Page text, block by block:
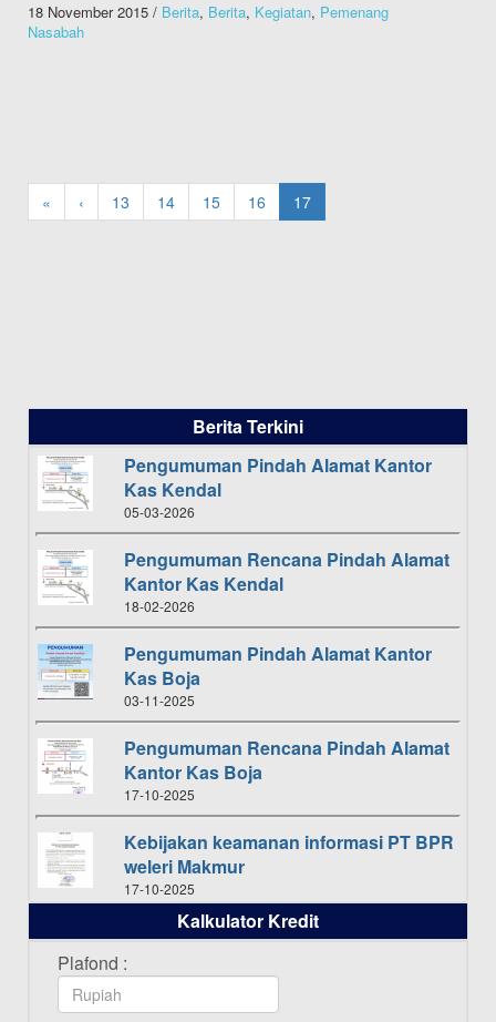
18 November 2015 / Berita, Berita, Kegiatan, Pemenang
Nasabah
« ‹ 13 14 15 16 17
Berita Terkini
Pengumuman Pindah Alamat Kantor
Kas Kendal
05-03-2026
Pengumuman Rencana Pindah Alamat
Kantor Kas Kendal
18-02-2026
Pengumuman Pindah Alamat Kantor
Kas Boja
03-11-2025
Pengumuman Rencana Pindah Alamat
Kantor Kas Boja
17-10-2025
Kebijakan keamanan informasi PT BPR
weleri Makmur
17-10-2025
Daftar Pemenang Undian TAMASHA
Bulan Oktober 2025
16-10-2025
Kalkulator Kredit
Plafond :